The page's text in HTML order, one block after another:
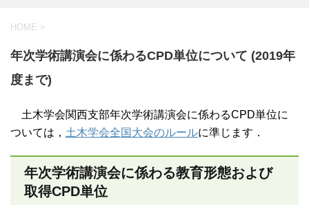
HOME >
年次学術講演会に係わるCPD単位について (2019年
度まで)
土木学会関西支部年次学術講演会に係わるCPD単位に
ついては， 土木学会全国大会のルールに準じます．
年次学術講演会に係わる教育形態および
取得CPD単位